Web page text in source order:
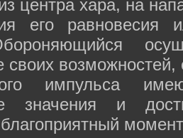
центра хара, на
его равновесия
своих
импульса
значения и